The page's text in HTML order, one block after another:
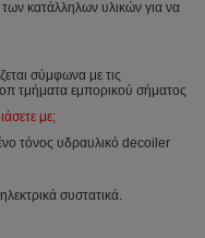
κατάλληλων υλικών για να
σύμφωνα με τις
τμήματα εμπορικού σήματος
με;
τόνος υδραυλικό decoiler
συστατικά.